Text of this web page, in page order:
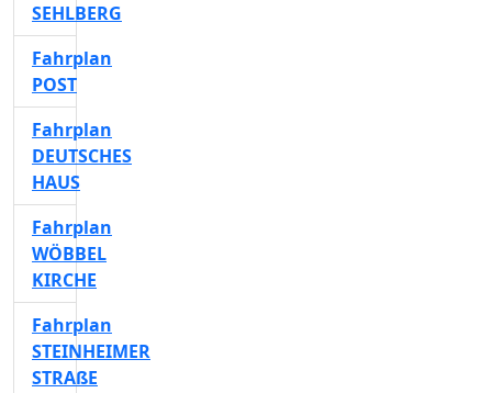
SEHLBERG
Fahrplan
POST
Fahrplan
DEUTSCHES
HAUS
Fahrplan
WÖBBEL
KIRCHE
Fahrplan
STEINHEIMER
STRAßE